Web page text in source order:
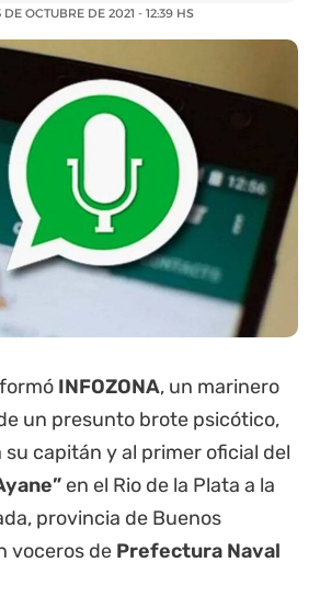
DE OCTUBRE DE 2021 - 12:39 HS
INFOZONA, un marinero
un presunto brote psicótico,
su capitán y al primer oficial del
en el Rio de la Plata a la
provincia de Buenos
voceros de Prefectura Naval